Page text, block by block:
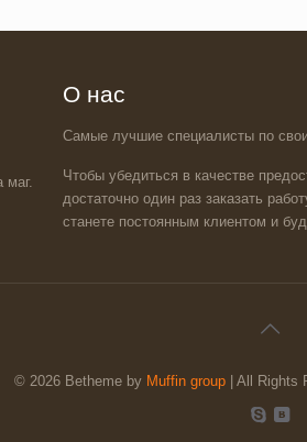
маг.
О нас
Самые лучшие специалисты по
Чтобы убедиться в качестве
достаточно один раз заказать
станете постоянным клиентом и
© 2026 Betheme by Muffin group | All Rights